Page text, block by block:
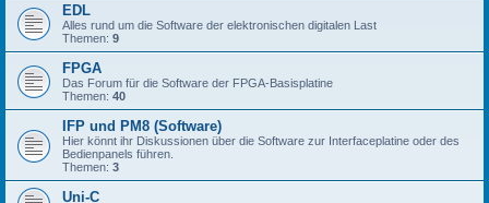
EDL
Alles rund um die Software der elektronischen digitalen Last
Themen: 9
FPGA
Das Forum für die Software der FPGA-Basisplatine
Themen: 40
IFP und PM8 (Software)
Hier könnt ihr Diskussionen über die Software zur Interfaceplatine oder des
Bedienpanels führen.
Themen: 3
Uni-C